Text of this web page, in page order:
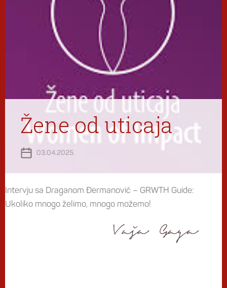
Žene od uticaja
03.04.2025.
Intervju sa Draganom Đermanović – GRWTH Guide:
Ukoliko mnogo želimo, mnogo možemo!